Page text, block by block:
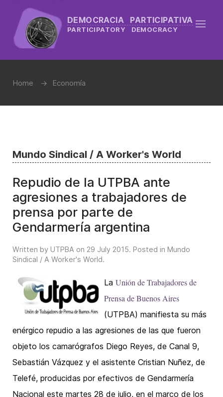
DEMOCRACIA PARTICIPATIVA
PARTICIPATORY DEMOCRACY
Home Economía
Mundo Sindical / A Worker's World
Repudio de la UTPBA ante
agresiones a trabajadores de
prensa por parte de
Gendarmería argentina
Written by UTPBA on 29 July 2015. Posted in Mundo
Sindical / A Worker's World.
La Unión de Trabajadores de
Prensa de Buenos Aires
(UTPBA) manifiesta su más
enérgico repudio a las agresiones de las que fueron
objeto los camarógrafos Diego Reyes, de Canal 9,
Sebastián Vázquez y el asistente Cristian Nuñez, de
Telefé, producidas por efectivos de Gendarmería
Nacional este martes 28 de julio, en el marco de los